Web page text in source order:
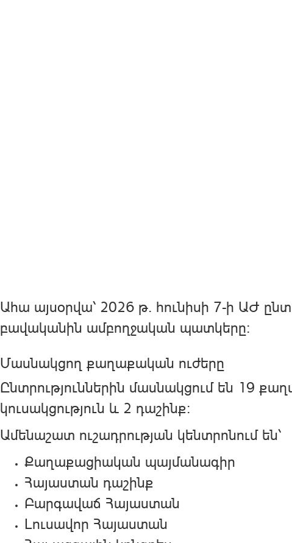
Ահա այսօրվա՝ 2026 թ. հունիսի 7-ի ԱԺ
բավականին ամբողջական պատկերը։
Մասնակցող քաղաքական ուժերը
Ընտրություններին մասնակցում են 19
կուսակցություն և 2 դաշինք։
Ամենաշատ ուշադրության կենտրոնում են՝
Քաղաքացիական պայմանագիր
Հայաստան դաշինք
Բարգավաճ Հայաստան
Լուսավոր Հայաստան